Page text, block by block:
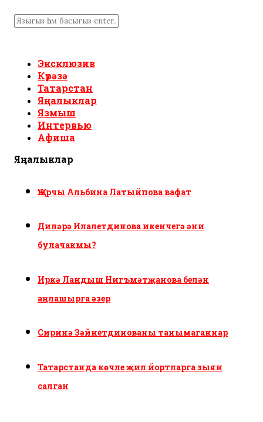
Эксклюзив
Күрәзә
Татарстан
Яңалыклар
Язмыш
Интервью
Афиша
Яңалыклар
Җырчы Альбина Латыйпова вафат
Диләрә Илалетдинова икенчегә әни
булачакмы?
Иркә Ландыш Нигъмәтҗанова белән
аңлашырга әзер
Сиринә Зәйнетдинованы танымаганнар
Татарстанда көчле җил йортларга зыян
салган